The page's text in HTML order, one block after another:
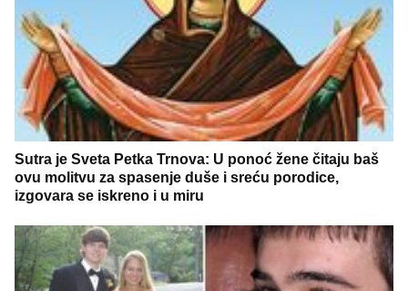
Sutra je Sveta Petka Trnova: U ponoć žene čitaju baš
ovu molitvu za spasenje duše i sreću porodice,
izgovara se iskreno i u miru